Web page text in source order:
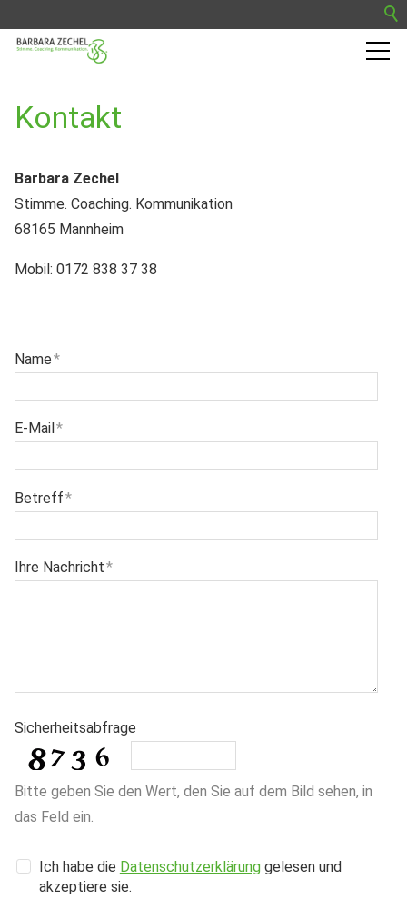
Barbara Zechel
Termine
Presse
Kontakt
Barbara Zechel
Stimme. Coaching. Kommunikation
68165 Mannheim
Mobil: 0172 838 37 38
Name*
E-Mail *
Betreff*
Ihre Nachricht*
Sicherheitsabfrage
Bitte geben Sie den Wert, den Sie auf dem Bild sehen, in
das Feld ein.
Ich habe die Datenschutzerklärunggelesen und
akzeptiere sie.